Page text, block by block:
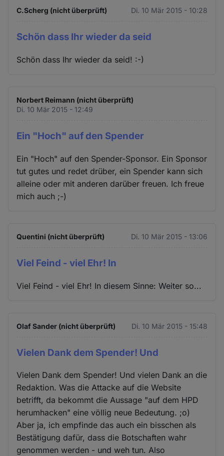
C.Scherg (nicht überprüft) Di. 10 Mär 2015 - 10:28
Schön dass Ihr wieder da seid
Schön dass Ihr wieder da seid! :-)
Norbert Reimann (nicht überprüft)
Di. 10 Mär 2015 - 12:49
Ein "Hoch" auf den Spender
Ein "Hoch" auf den Spender-Sponsor. Ein Sponsor
tut gutes und redet drüber, ein Spender kann sich
alleine oder mit anderen darüber freuen. Ich freue
mich auch ;-)
Quentini (nicht überprüft) Di. 10 Mär 2015 - 13:06
Viel Feind - viel Ehr! In
Viel Feind - viel Ehr! In diesem Sinne: Weiter so...
Olaf Sander (nicht überprüft) Di. 10 Mär 2015 - 15:48
Vielen Dank dem Spender! Und
Vielen Dank dem Spender! Und vielen Dank an die
Redaktion. Was die Attacke auf die Website
betrifft, da bekommt die Aussage "auf dem HPD
herumhacken" eine völlig neue Bedeutung. ;o)
Aber ja, ich empfinde das auch ein bisschen als
Bestätigung dafür, dass die Botschaften wahr
genommen werden - und weh tun. Also